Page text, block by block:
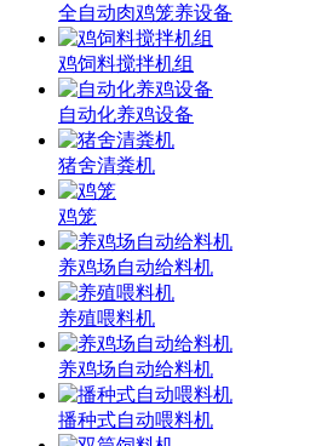
全自动肉鸡笼养设备
鸡饲料搅拌机组
自动化养鸡设备
猪舍清粪机
鸡笼
养鸡场自动给料机
养殖喂料机
养鸡场自动给料机
播种式自动喂料机